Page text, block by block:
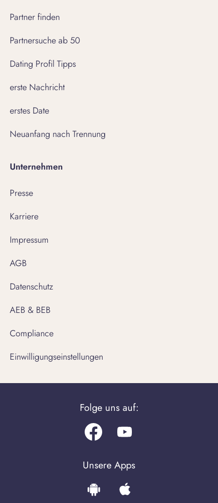
Partner finden
Partnersuche ab 50
Dating Profil Tipps
erste Nachricht
erstes Date
Neuanfang nach Trennung
Unternehmen
Presse
Karriere
Impressum
AGB
Datenschutz
AEB & BEB
Compliance
Einwilligungseinstellungen
Folge uns auf:
FacebookYoutube.com
Unsere Apps
DownloadDownload